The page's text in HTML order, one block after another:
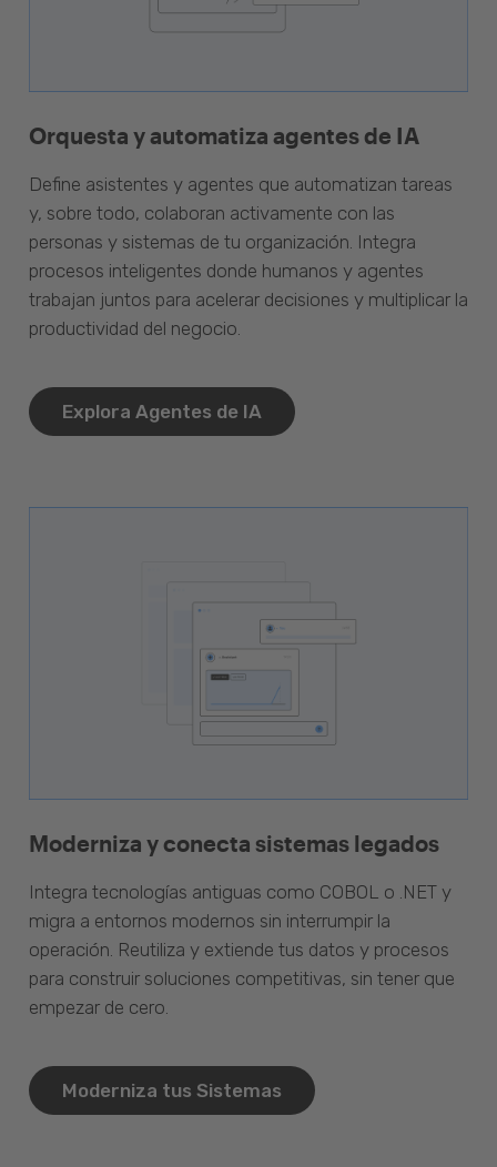
Orquesta y automatiza agentes de IA
Define asistentes y agentes que automatizan tareas
y, sobre todo, colaboran activamente con las
personas y sistemas de tu organización. Integra
procesos inteligentes donde humanos y agentes
trabajan juntos para acelerar decisiones y multiplicar la
productividad del negocio.
Explora Agentes de IA
Moderniza y conecta sistemas legados
Integra tecnologías antiguas como COBOL o .NET y
migra a entornos modernos sin interrumpir la
operación. Reutiliza y extiende tus datos y procesos
para construir soluciones competitivas, sin tener que
empezar de cero.
Moderniza tus Sistemas